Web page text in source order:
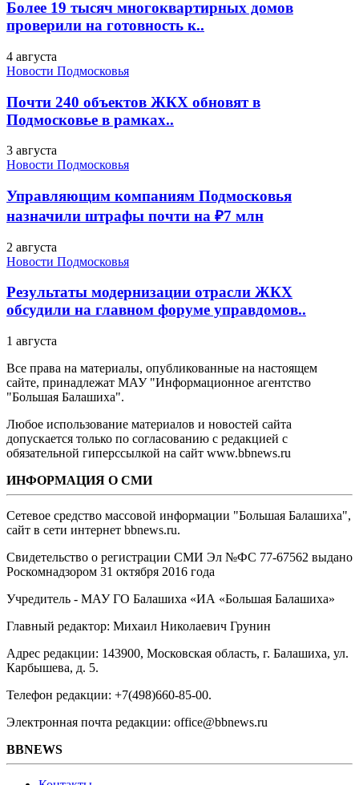
Более 19 тысяч многоквартирных домов
проверили на готовность к..
4 августа
Новости Подмосковья
Почти 240 объектов ЖКХ обновят в
Подмосковье в рамках..
3 августа
Новости Подмосковья
Управляющим компаниям Подмосковья
назначили штрафы почти на ₽7 млн
2 августа
Новости Подмосковья
Результаты модернизации отрасли ЖКХ
обсудили на главном форуме управдомов..
1 августа
Все права на материалы, опубликованные на настоящем
сайте, принадлежат МАУ "Информационное агентство
"Большая Балашиха".
Любое использование материалов и новостей сайта
допускается только по согласованию с редакцией с
обязательной гиперссылкой на сайт www.bbnews.ru
ИНФОРМАЦИЯ О СМИ
Сетевое средство массовой информации "Большая Балашиха",
сайт в сети интернет bbnews.ru.
Свидетельство о регистрации СМИ Эл №ФС ‎77-67562 выдано
Роскомнадзором 31 октября 2016 года
Учредитель - МАУ ГО Балашиха «ИА «Большая Балашиха»
Главный редактор: Михаил Николаевич Грунин
Адрес редакции: 143900, Московская область, г. Балашиха, ул.
Карбышева, д. 5.
Телефон редакции: +7(498)660-85-00.
Электронная почта редакции: office@bbnews.ru
BBNEWS